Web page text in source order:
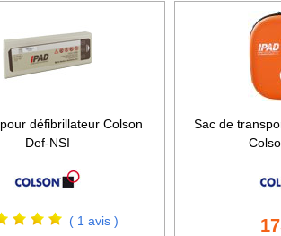
défibrillateur Colson
Def-NSI
( 1 avis )
Sac de